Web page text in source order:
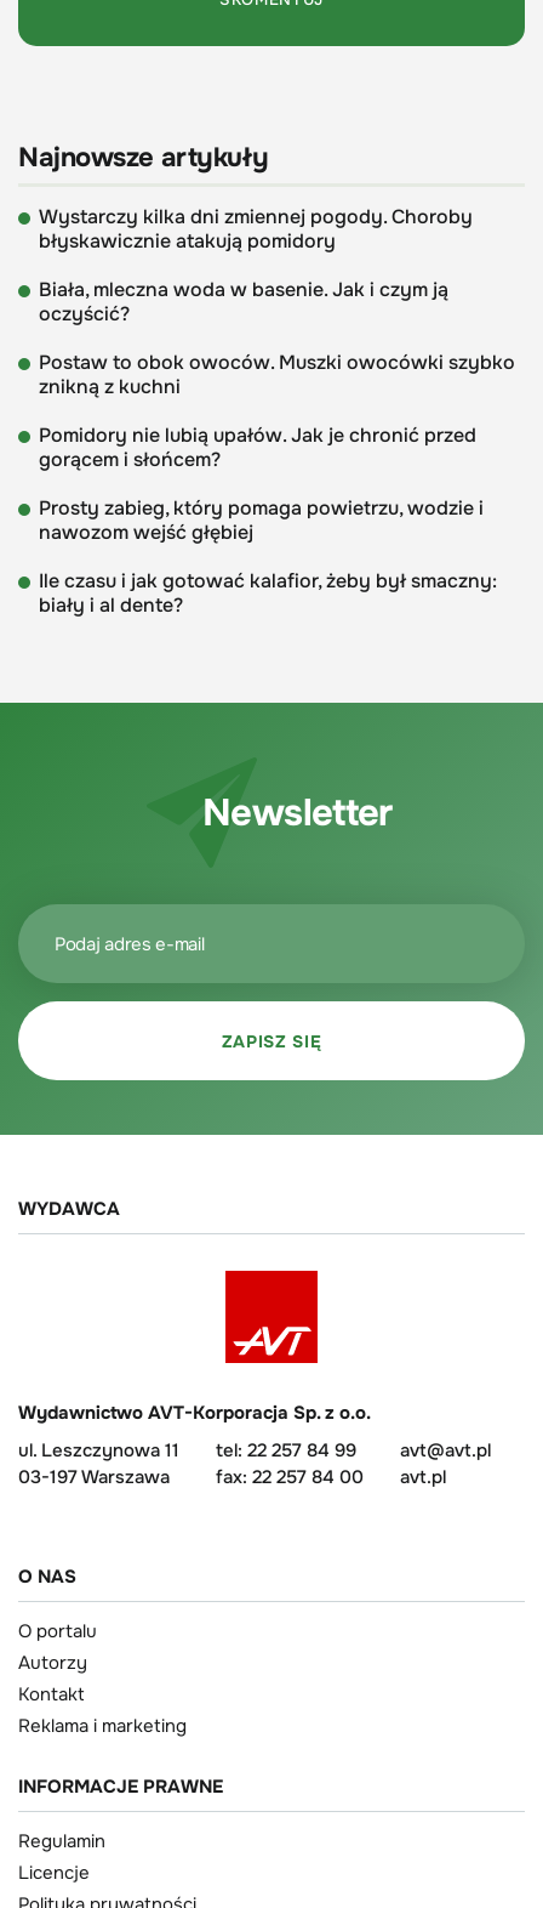
Najnowsze artykuły
Wystarczy kilka dni zmiennej pogody. Choroby
błyskawicznie atakują pomidory
Biała, mleczna woda w basenie. Jak i czym ją
oczyścić?
Postaw to obok owoców. Muszki owocówki szybko
znikną z kuchni
Pomidory nie lubią upałów. Jak je chronić przed
gorącem i słońcem?
Prosty zabieg, który pomaga powietrzu, wodzie i
nawozom wejść głębiej
Ile czasu i jak gotować kalafior, żeby był smaczny:
biały i al dente?
Newsletter
WYDAWCA
Wydawnictwo AVT-Korporacja Sp. z o.o.
ul. Leszczynowa 11
03-197 Warszawa
tel: 22 257 84 99
fax: 22 257 84 00
avt@avt.pl
avt.pl
O NAS
O portalu
Autorzy
Kontakt
Reklama i marketing
INFORMACJE PRAWNE
Regulamin
Licencje